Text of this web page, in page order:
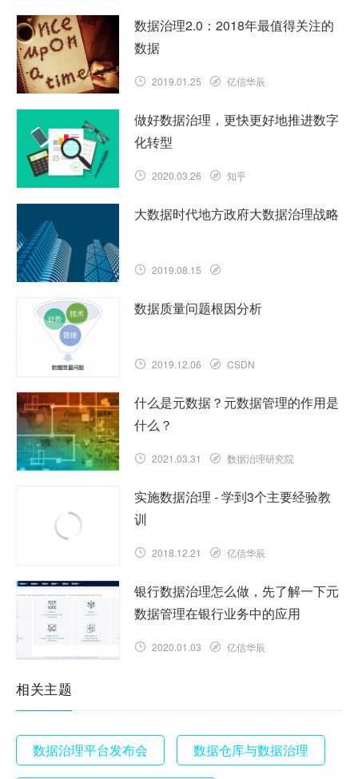
数据治理2.0：2018年最值得关注的
数据
2019.01.25 亿信华辰
做好数据治理，更快更好地推进数字
化转型
2020.03.26 知乎
大数据时代地方政府大数据治理战略
2019.08.15
数据质量问题根因分析
2019.12.06 CSDN
什么是元数据？元数据管理的作用是
什么？
2021.03.31 数据治理研究院
实施数据治理 - 学到3个主要经验教
训
2018.12.21 亿信华辰
银行数据治理怎么做，先了解一下元
数据管理在银行业务中的应用
2020.01.03 亿信华辰
相关主题
数据治理平台发布会 数据仓库与数据治理